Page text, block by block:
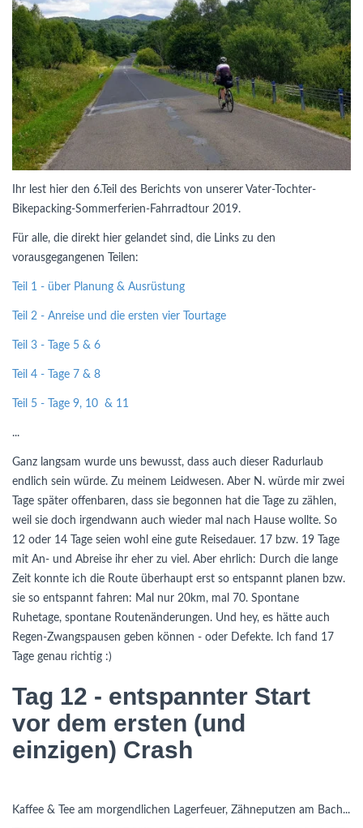
Ihr lest hier den 6.Teil des Berichts von unserer Vater-Tochter-
Bikepacking-Sommerferien-Fahrradtour 2019.
Für alle, die direkt hier gelandet sind, die Links zu den
vorausgegangenen Teilen:
Teil 1 - über Planung & Ausrüstung
Teil 2 - Anreise und die ersten vier Tourtage
Teil 3 - Tage 5 & 6
Teil 4 - Tage 7 & 8
Teil 5 - Tage 9, 10 & 11
...
Ganz langsam wurde uns bewusst, dass auch dieser Radurlaub
endlich sein würde. Zu meinem Leidwesen. Aber N. würde mir zwei
Tage später offenbaren, dass sie begonnen hat die Tage zu zählen,
weil sie doch irgendwann auch wieder mal nach Hause wollte. So
12 oder 14 Tage seien wohl eine gute Reisedauer. 17 bzw. 19 Tage
mit An- und Abreise ihr eher zu viel. Aber ehrlich: Durch die lange
Zeit konnte ich die Route überhaupt erst so entspannt planen bzw.
sie so entspannt fahren: Mal nur 20km, mal 70. Spontane
Ruhetage, spontane Routenänderungen. Und hey, es hätte auch
Regen-Zwangspausen geben können - oder Defekte. Ich fand 17
Tage genau richtig :)
Tag 12 - entspannter Start
vor dem ersten (und
einzigen) Crash
Kaffee & Tee am morgendlichen Lagerfeuer, Zähneputzen am Bach...